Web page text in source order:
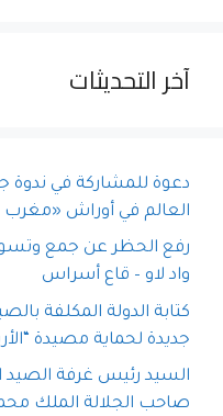
آخر التحديثات
دعوة للمشاركة في
العالم في أوراش «مغرب 2030»
رفع الحظر عن جمع
واد لاو – قاع أسراس
كتابة الدولة المكلفة
جديدة لحماية مصيدة
السيد رئيس غرفة الصيد
صاحب الجلالة الملك